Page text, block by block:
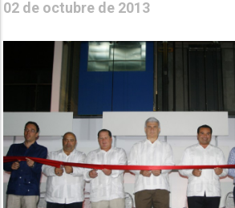
02 de octubre de 2013